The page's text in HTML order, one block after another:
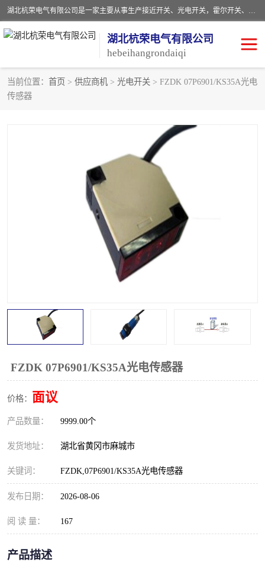
湖北杭荣电气有限公司是一家主要从事生产接近开关、光电开关，霍尔开关、两级跑偏开关、双向拉绳开关、速度监测器、皮带打滑开关、阻旋式料位开关、皮带纵向撕裂开关、溜槽堵塞开关、声光报警器、矿用磁性井筒开关等，主营行业：电气设备、仪器仪表制造, 高低压电器，成套电气设备，矿用防爆机电设备，皮带机综合保护系统，防爆电器，传感器，工矿配件，电器配件，自动化工业机器人的研发，制造，加工销售。
湖北杭荣电气有限公司
hebeihangrondaiqi
当前位置： 首页 > 供应商机 > 光电开关 > FZDK 07P6901/KS35A光电
传感器
FZDK 07P6901/KS35A光电传感器
价格： 面议
产品数量： 9999.00个
发货地址： 湖北省黄冈市麻城市
关键词： FZDK,07P6901/KS35A光电传感器
发布日期： 2026-08-06
阅 读 量： 167
产品描述
阻旋料位开关
浮球开关
声光报警器
滑线指示灯
光电开关
拉绳开关
溜槽堵塞检测开关
限位开关 速度检测器
速度传感器
微电脑超速开关